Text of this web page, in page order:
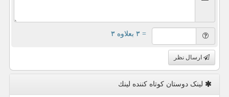
= ۳ بعلاوه ۳
ارسال نظر
لینک دوستان كوتاه كننده لینك